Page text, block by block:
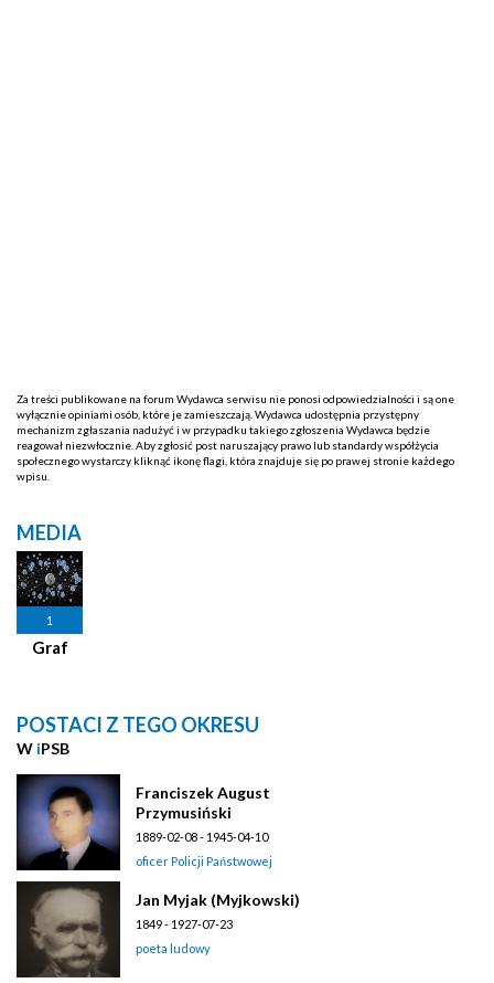
Za treści publikowane na forum Wydawca serwisu nie ponosi odpowiedzialności i są one
wyłącznie opiniami osób, które je zamieszczają. Wydawca udostępnia przystępny
mechanizm zgłaszania nadużyć i w przypadku takiego zgłoszenia Wydawca będzie
reagował niezwłocznie. Aby zgłosić post naruszający prawo lub standardy współżycia
społecznego wystarczy kliknąć ikonę flagi, która znajduje się po prawej stronie każdego
wpisu.
MEDIA
1
Graf
POSTACI Z TEGO OKRESU
W iPSB
Franciszek August
Przymusiński
1889-02-08 - 1945-04-10
oficer Policji Państwowej
Jan Myjak (Myjkowski)
1849 - 1927-07-23
poeta ludowy